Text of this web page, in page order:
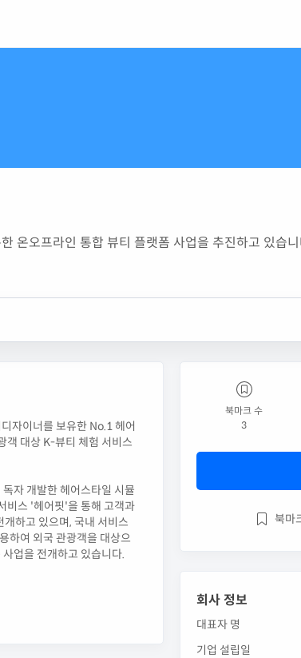
온오프라인 통합 뷰티 플랫폼 사업을 추진하고 있습니
자이너를 보유한 No.1 헤어
객 대상 K-뷰티 체험 서비스
자 개발한 헤어스타일 시뮬
비스 '헤어핏'을 통해 고객과
하고 있으며, 국내 서비스
하여 외국 관광객을 대상으
업을 전개하고 있습니다.
북마크 수
3
북마
회사 정보
대표자 명
기업 설립일